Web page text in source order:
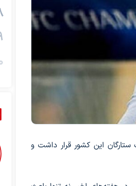
ستارگان این کشور قرار داشت و